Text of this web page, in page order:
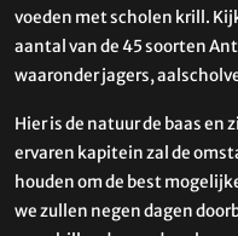
voeden met scholen krill.
aantal van de 45 soorten
waaronder jagers,
Hier is de natuur de baas
ervaren kapitein zal de
houden om de best
we zullen negen dagen